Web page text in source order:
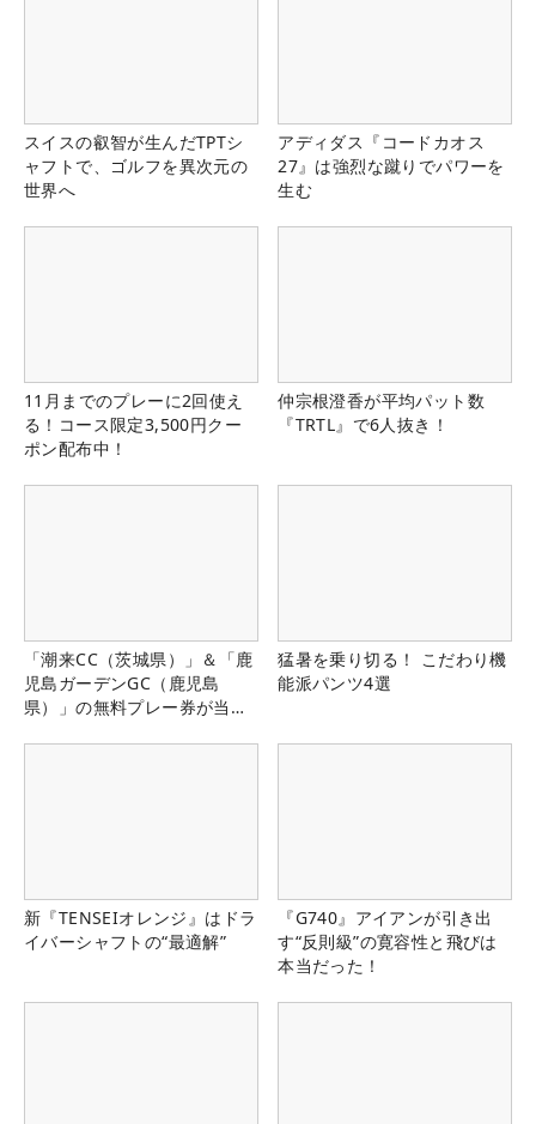
スイスの叡智が生んだTPTシ
ャフトで、ゴルフを異次元の
世界へ
アディダス『コードカオス
27』は強烈な蹴りでパワーを
生む
11月までのプレーに2回使え
る！コース限定3,500円クー
ポン配布中！
仲宗根澄香が平均パット数
『TRTL』で6人抜き！
「潮来CC（茨城県）」＆「鹿
児島ガーデンGC（鹿児島
県）」の無料プレー券が当た
猛暑を乗り切る！ こだわり機
能派パンツ4選
新『TENSEIオレンジ』はドラ
イバーシャフトの“最適解”
『G740』アイアンが引き出
す“反則級”の寛容性と飛びは
本当だった！